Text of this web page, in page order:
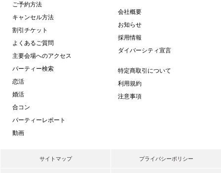
ご予約方法
キャンセル方法
割引チケット
よくあるご質問
主要会場へのアクセス
パーティー検索
恋活
婚活
合コン
パーティーレポート
動画
会社概要
お知らせ
採用情報
ダイバーシティ宣言
特定商取引について
利用規約
注意事項
サイトマップ プライバシーポリシー